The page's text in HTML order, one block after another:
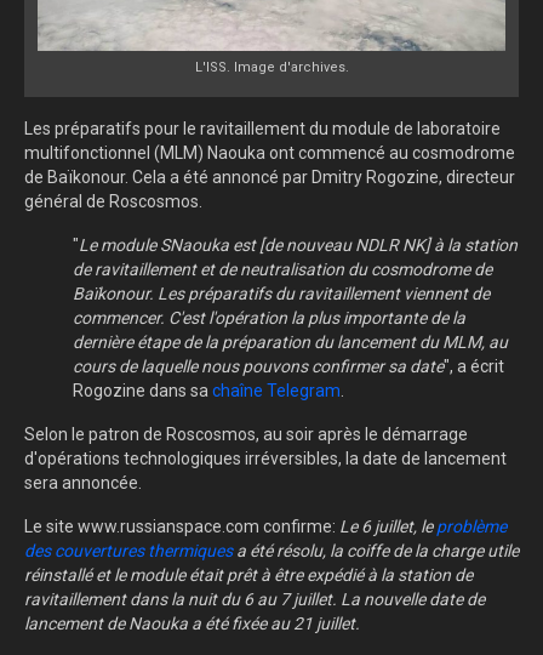
L'ISS. Image d'archives.
Les préparatifs pour le ravitaillement du module de laboratoire
multifonctionnel (MLM) Naouka ont commencé au cosmodrome
de Baïkonour. Cela a été annoncé par Dmitry Rogozine, directeur
général de Roscosmos.
"Le module SNaouka est [de nouveau NDLR NK] à la station
de ravitaillement et de neutralisation du cosmodrome de
Baïkonour. Les préparatifs du ravitaillement viennent de
commencer. C'est l'opération la plus importante de la
dernière étape de la préparation du lancement du MLM, au
cours de laquelle nous pouvons confirmer sa date", a écrit
Rogozine dans sa chaîne Telegram
Selon le patron de Roscosmos, au soir après le démarrage
d'opérations technologiques irréversibles, la date de lancement
sera annoncée.
Le site www.russianspace.com confirme: Le 6 juillet, leproblème
des couvertures thermiquesa été résolu, la coiffe de la charge utile
réinstallé et le module était prêt à être expédié à la station de
ravitaillement dans la nuit du 6 au 7 juillet. La nouvelle date de
lancement de Naouka a été fixée au 21 juillet.